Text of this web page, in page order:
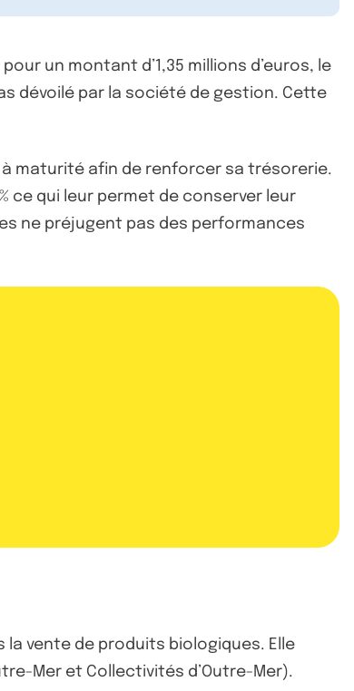
un montant d’1,35 millions d’euros, le
dévoilé par la société de gestion. Cette
maturité afin de renforcer sa trésorerie.
ce qui leur permet de conserver leur
ne préjugent pas des performances
la vente de produits biologiques. Elle
Mer et Collectivités d’Outre-Mer).